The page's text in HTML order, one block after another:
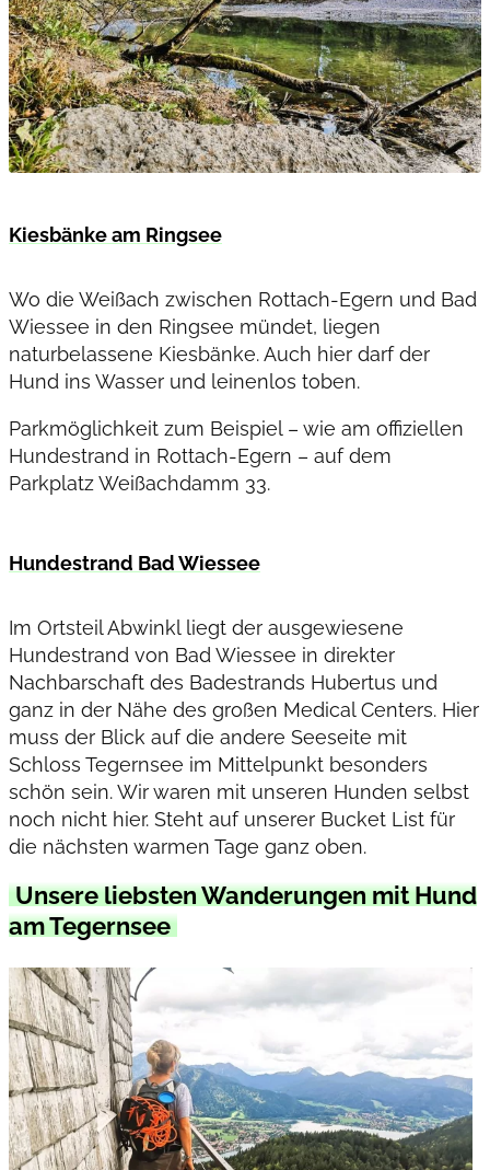
Kiesbänke am Ringsee
Wo die Weißach zwischen Rottach-Egern und Bad
Wiessee in den Ringsee mündet, liegen
naturbelassene Kiesbänke. Auch hier darf der
Hund ins Wasser und leinenlos toben.
Parkmöglichkeit zum Beispiel – wie am offiziellen
Hundestrand in Rottach-Egern – auf dem
Parkplatz Weißachdamm 33.
Hundestrand Bad Wiessee
Im Ortsteil Abwinkl liegt der ausgewiesene
Hundestrand von Bad Wiessee in direkter
Nachbarschaft des Badestrands Hubertus und
ganz in der Nähe des großen Medical Centers. Hier
muss der Blick auf die andere Seeseite mit
Schloss Tegernsee im Mittelpunkt besonders
schön sein. Wir waren mit unseren Hunden selbst
noch nicht hier. Steht auf unserer Bucket List für
die nächsten warmen Tage ganz oben.
Unsere liebsten Wanderungen mit Hund
am Tegernsee